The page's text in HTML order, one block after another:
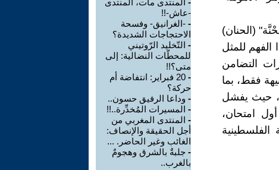
(الحنان)
للمثل
التضامن
فقط، بما
حيث يفشل
امتحان،
الفلسطينية
- المنتدى مات، المنتدى
-عاش-!!
- -الغرانيق- وفسحة
الاحتجاجات الشديدة؟
- التّخليد الرّوتيني
للمحطّات النضالية: إلى
متى؟!!
-
20 فبراير: انتفاضة أم
حركة؟
- وداعا الرفيق حسون..
- المسيرات المُخدِّرة..!!
- المنتدى المغربي من
أجل الحقيقة والإنصاف:
الغائب وغير الحاضر. ...
- جلبةٌ بالشرق وهجومٌ
بالغرب..